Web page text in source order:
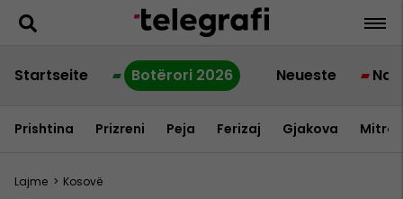
Startseite Botërori 2026 Neueste
Prishtina Prizreni Peja Ferizaj Gjakova
Lajme > Kosovë